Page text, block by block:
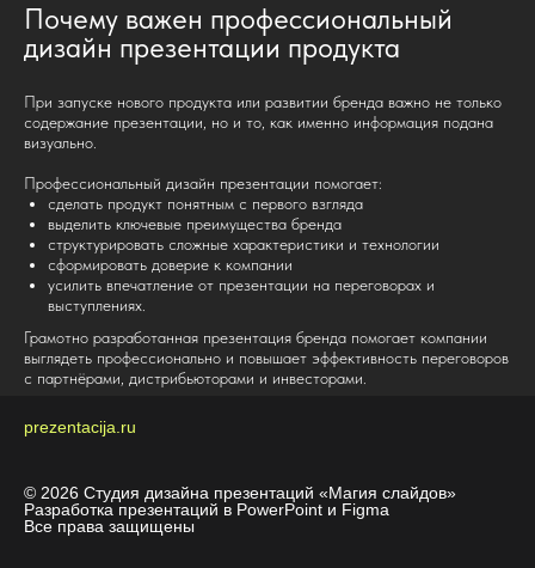
Почему важен профессиональный
дизайн презентации продукта
При запуске нового продукта или развитии бренда важно не только
содержание презентации, но и то, как именно информация подана
визуально.
Профессиональный дизайн презентации помогает:
сделать продукт понятным с первого взгляда
выделить ключевые преимущества бренда
структурировать сложные характеристики и технологии
сформировать доверие к компании
усилить впечатление от презентации на переговорах и
выступлениях.
Грамотно разработанная презентация бренда помогает компании
выглядеть профессионально и повышает эффективность переговоров
с партнёрами, дистрибьюторами и инвесторами.
prezentacija.ru
© 2026 Студия дизайна презентаций «Магия слайдов»
Разработка презентаций в PowerPoint и Figma
Все права защищены